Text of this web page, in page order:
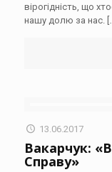
вірогідність, що
нашу долю за нас.
13.06.2017
Вакарчук:
Справу»